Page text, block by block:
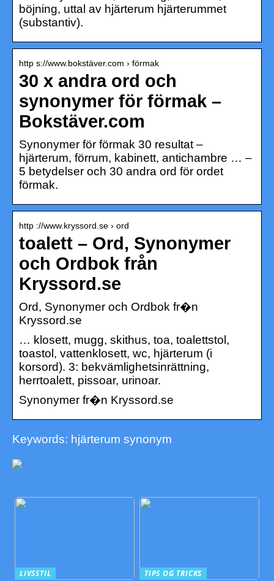
böjning, uttal av hjärterum hjärterummet
(substantiv).
http s://www.bokstäver.com › förmak
30 x andra ord och
synonymer för förmak –
Bokstäver.com
Synonymer för förmak 30 resultat –
hjärterum, förrum, kabinett, antichambre … –
5 betydelser och 30 andra ord för ordet
förmak.
http ://www.kryssord.se › ord
toalett – Ord, Synonymer
och Ordbok från
Kryssord.se
Ord, Synonymer och Ordbok fr�n
Kryssord.se
… klosett, mugg, skithus, toa, toalettstol,
toastol, vattenklosett, wc, hjärterum (i
korsord). 3: bekvämlighetsinrättning,
herrtoalett, pissoar, urinoar.
Synonymer fr�n Kryssord.se
Keywords: hjärterum synonym
LIVSSTIL TIPS OG TRICKS